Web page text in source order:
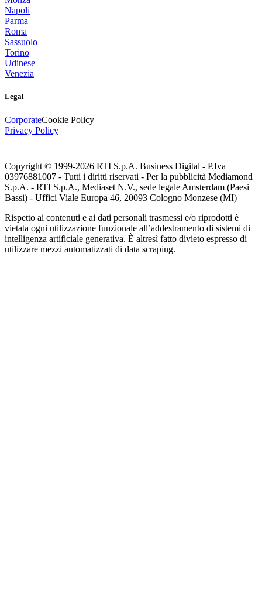
Napoli
Parma
Roma
Sassuolo
Torino
Udinese
Venezia
Legal
CorporateCookie Policy
Privacy Policy
Copyright © 1999-2026 RTI S.p.A. Business Digital - P.Iva
03976881007 - Tutti i diritti riservati - Per la pubblicità Mediamond
S.p.A. - RTI S.p.A., Mediaset N.V., sede legale Amsterdam (Paesi
Bassi) - Uffici Viale Europa 46, 20093 Cologno Monzese (MI)
Rispetto ai contenuti e ai dati personali trasmessi e/o riprodotti è
vietata ogni utilizzazione funzionale all’addestramento di sistemi di
intelligenza artificiale generativa. È altresì fatto divieto espresso di
utilizzare mezzi automatizzati di data scraping.